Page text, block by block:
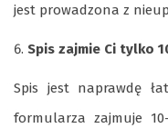
jest prowadzona z
Spis zajmie Ci tylko
Spis jest naprawdę
formularza zajmuje